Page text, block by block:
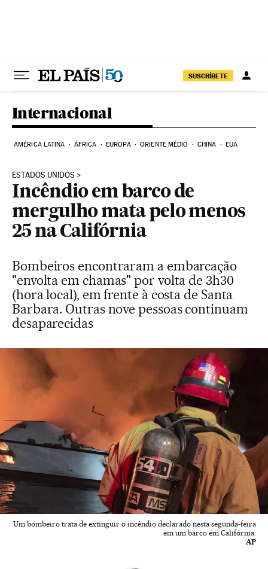
SUSCRÍBETE
Internacional
AMÉRICA LATINA ÁFRICA EUROPA ORIENTE MÉDIO CHINA EUA
ESTADOS UNIDOS
Incêndio em barco de
mergulho mata pelo menos
25 na Califórnia
Bombeiros encontraram a embarcação
"envolta em chamas" por volta de 3h30
(hora local), em frente à costa de Santa
Barbara. Outras nove pessoas continuam
desaparecidas
Um bombeiro trata de extinguir o incêndio declarado nesta segunda-feira
em um barco em Califórnia.
AP